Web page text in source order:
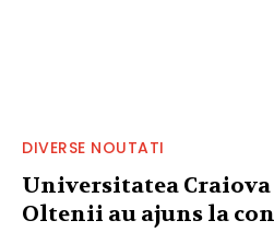
DIVERSE NOUTATI
Universitatea Craiova
Oltenii au ajuns la